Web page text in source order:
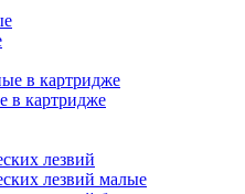
в картридже
в картридже
лезвий
лезвий малые